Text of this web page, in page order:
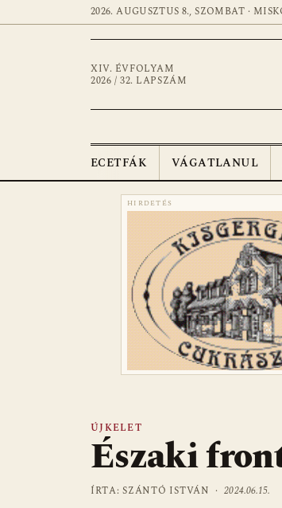
2026. AUGUSZTUS 8., SZOMBAT ·
XIV. ÉVFOLYAM
2026 / 32. LAPSZÁM
ECETFÁK VÁGATLANUL
HIRDETÉS
ÚJKELET
Északi
ÍRTA: SZÁNTÓ ISTVÁN ·2024.06.15.